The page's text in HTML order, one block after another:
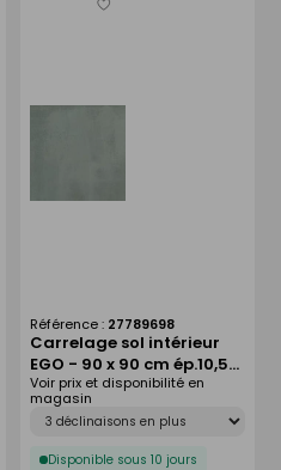
Carrelage sol intérieur
EGO - 90 x 90 cm ép.10,5
mm - gris
Référence : 27789698
Déclinaison
Disponible sous 10 jours
Voir prix et disponibilité en
magasin
Enregistrer